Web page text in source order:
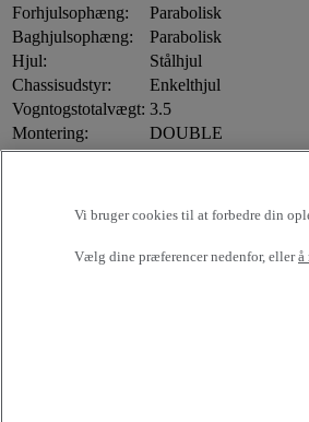
Forhjulsophæng:
Parabolisk
Baghjulsophæng:
Parabolisk
Hjul:
Stålhjul
Chassisudstyr:
Enkelthjul
Vogntogstotalvægt: 3.5
Montering:
DOUBLE
Airbag i førerside
Ingen varmeapparat
Vi bruger cookies til at forbedre din
Vælg dine præferencer nedenfor, ellerå